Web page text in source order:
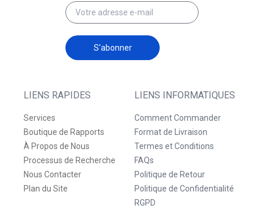
LIENS RAPIDES
Services
Boutique de Rapports
À Propos de Nous
Processus de Recherche
Nous Contacter
Plan du Site
LIENS INFORMATIQUES
Comment Commander
Format de Livraison
Termes et Conditions
FAQs
Politique de Retour
Politique de Confidentialité
RGPD
S'abonner